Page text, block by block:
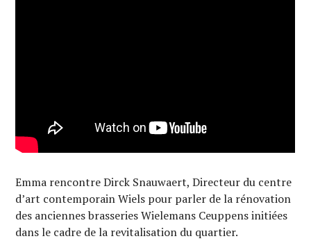
Emma rencontre Dirck Snauwaert, Directeur du centre
d’art contemporain Wiels pour parler de la rénovation
des anciennes brasseries Wielemans Ceuppens initiées
dans le cadre de la revitalisation du quartier.